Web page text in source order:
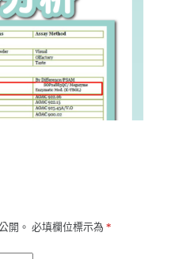
開。 必填欄位標示為 *